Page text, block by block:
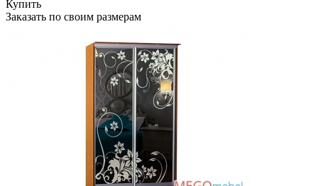
Купить
Заказать по своим размерам